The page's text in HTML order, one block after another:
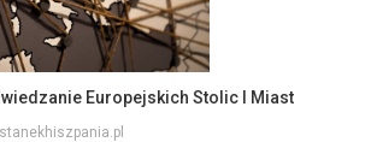
Europejskich Stolic I Miast